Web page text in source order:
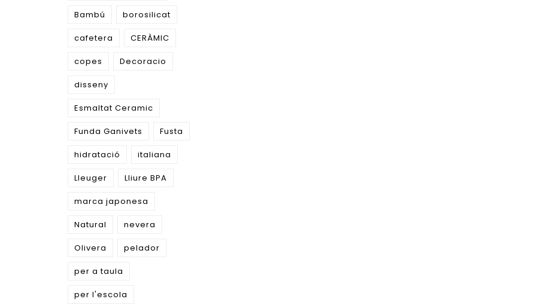
Bambú borosilicat
cafetera CERÀMIC
copes Decoracio
disseny
Esmaltat Ceramic
Funda Ganivets Fusta
hidratació italiana
Lleuger Lliure BPA
marca japonesa
Natural nevera
Olivera pelador
per a taula
per l'escola